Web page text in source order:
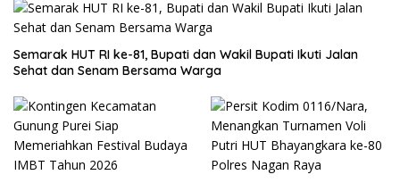
Semarak HUT RI ke-81, Bupati dan Wakil Bupati Ikuti Jalan
Sehat dan Senam Bersama Warga